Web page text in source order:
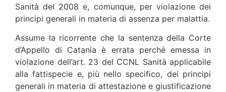
Sanità del 2008 e, comunque, per violazione dei
principi generali in materia di assenza per malattia.
Assume la ricorrente che la sentenza della Corte
d’Appello di Catania è errata perché emessa in
violazione dell’art. 23 del CCNL Sanità applicabile
alla fattispecie e, più nello specifico, dei principi
generali in materia di attestazione e giustificazione